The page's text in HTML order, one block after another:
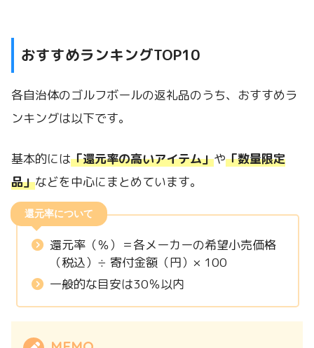
おすすめランキングTOP10
各自治体のゴルフボールの返礼品のうち、おすすめラ
ンキングは以下です。
基本的には「還元率の高いアイテム」や「数量限定
品」などを中心にまとめています。
還元率について
還元率（％）＝各メーカーの希望小売価格
（税込）÷ 寄付金額（円）× 100
一般的な目安は30％以内